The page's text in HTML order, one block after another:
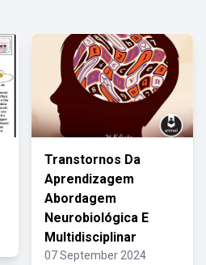
Transtornos Da
Aprendizagem
Abordagem
Neurobiológica E
Multidisciplinar
07 September 2024